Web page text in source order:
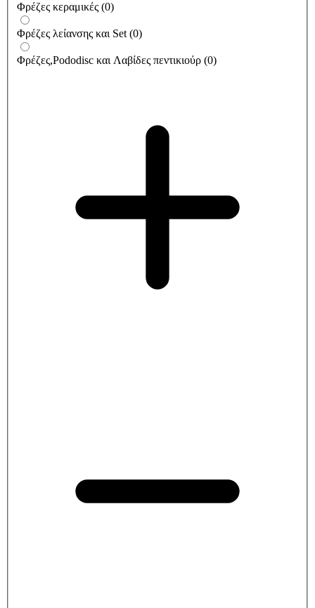
Φρέζες κεραμικές (0)
Φρέζες λείανσης και Set (0)
Φρέζες,Pododisc και Λαβίδες πεντικιούρ (0)